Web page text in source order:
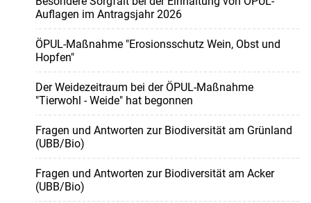
Auflagen im Antragsjahr 2026
ÖPUL-Maßnahme "Erosionsschutz Wein, Obst und
Hopfen"
Der Weidezeitraum bei der ÖPUL-Maßnahme
"Tierwohl - Weide" hat begonnen
Fragen und Antworten zur Biodiversität am Grünland
(UBB/Bio)
Fragen und Antworten zur Biodiversität am Acker
(UBB/Bio)